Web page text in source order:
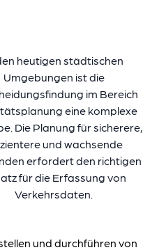
heutigen städtischen
Umgebungen ist die
im Bereich
eine komplexe
Die Planung für sicherere,
und wachsende
erfordert den richtigen
für die Erfassung von
Verkehrsdaten.
und durchführen von